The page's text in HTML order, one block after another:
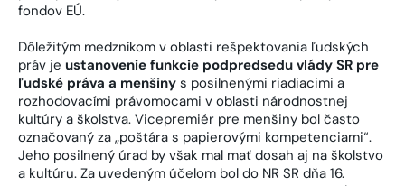
fondov EÚ.
Dôležitým medzníkom v oblasti rešpektovania ľudských
práv je ustanovenie funkcie podpredsedu vlády SR pre
ľudské práva a menšiny s posilnenými riadiacimi a
rozhodovacími právomocami v oblasti národnostnej
kultúry a školstva. Vicepremiér pre menšiny bol často
označovaný za „poštára s papierovými kompetenciami“.
Jeho posilnený úrad by však mal mať dosah aj na školstvo
a kultúru. Za uvedeným účelom bol do NR SR dňa 16.